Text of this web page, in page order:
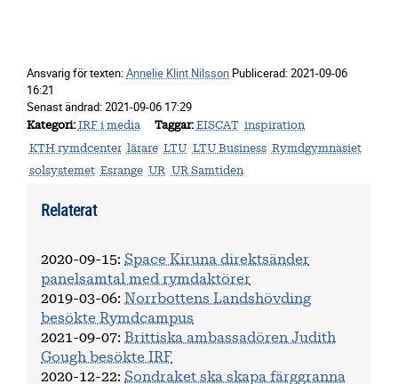
Ansvarig för texten:Annelie Klint Nilsson Publicerad:2021-09-06
16:21
Senast ändrad:2021-09-06 17:29
Kategori IRF i media Taggar EISCAT inspiration
KTH rymdcenter lärare LTU LTU Business Rymdgymnasiet
solsystemet Esrange UR UR Samtiden
Relaterat
2020-09-15: Space Kiruna direktsänder
panelsamtal med rymdaktörer
2019-03-06: Norrbottens Landshövding
besökte Rymdcampus
2021-09-07: Brittiska ambassadören Judith
Gough besökte IRF
2020-12-22: Sondraket ska skapa färggranna